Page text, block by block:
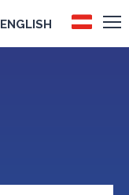
ENGLISH